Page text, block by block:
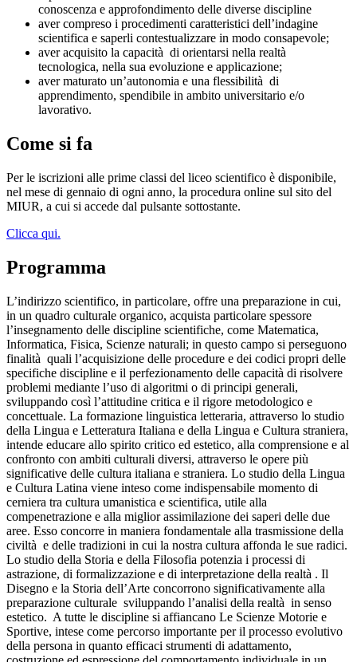
conoscenza e approfondimento delle diverse discipline
aver compreso i procedimenti caratteristici dell’indagine
scientifica e saperli contestualizzare in modo consapevole;
aver acquisito la capacità di orientarsi nella realtà
tecnologica, nella sua evoluzione e applicazione;
aver maturato un’autonomia e una flessibilità di
apprendimento, spendibile in ambito universitario e/o
lavorativo.
Come si fa
Per le iscrizioni alle prime classi del liceo scientifico è disponibile,
nel mese di gennaio di ogni anno, la procedura online sul sito del
MIUR, a cui si accede dal pulsante sottostante.
Clicca qui.
Programma
L’indirizzo scientifico, in particolare, offre una preparazione in cui,
in un quadro culturale organico, acquista particolare spessore
l’insegnamento delle discipline scientifiche, come Matematica,
Informatica, Fisica, Scienze naturali; in questo campo si perseguono
finalità quali l’acquisizione delle procedure e dei codici propri delle
specifiche discipline e il perfezionamento delle capacità di risolvere
problemi mediante l’uso di algoritmi o di principi generali,
sviluppando così l’attitudine critica e il rigore metodologico e
concettuale. La formazione linguistica letteraria, attraverso lo studio
della Lingua e Letteratura Italiana e della Lingua e Cultura straniera,
intende educare allo spirito critico ed estetico, alla comprensione e al
confronto con ambiti culturali diversi, attraverso le opere più
significative delle cultura italiana e straniera. Lo studio della Lingua
e Cultura Latina viene inteso come indispensabile momento di
cerniera tra cultura umanistica e scientifica, utile alla
compenetrazione e alla miglior assimilazione dei saperi delle due
aree. Esso concorre in maniera fondamentale alla trasmissione della
civiltà e delle tradizioni in cui la nostra cultura affonda le sue radici.
Lo studio della Storia e della Filosofia potenzia i processi di
astrazione, di formalizzazione e di interpretazione della realtà . Il
Disegno e la Storia dell’Arte concorrono significativamente alla
preparazione culturale sviluppando l’analisi della realtà in senso
estetico. A tutte le discipline si affiancano Le Scienze Motorie e
Sportive, intese come percorso importante per il processo evolutivo
della persona in quanto efficaci strumenti di adattamento,